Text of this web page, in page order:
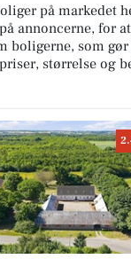
på markedet
annoncerne, for
boligerne, som
størrelse og